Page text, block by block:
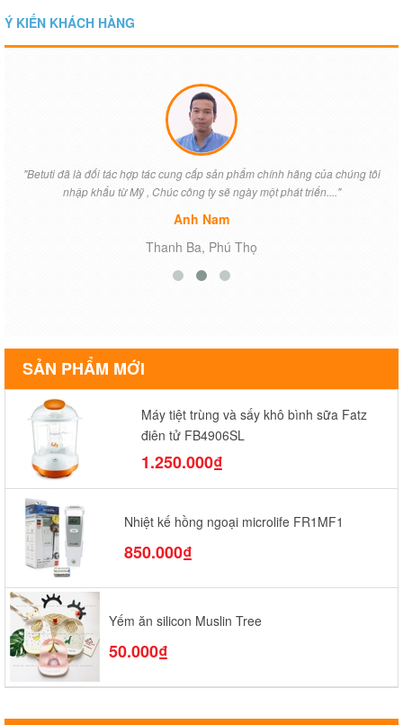
Ý KIẾN KHÁCH HÀNG
"Betuti đã là đối tác hợp tác cung cấp sản phẩm chính hãng của chúng tôi
nhập khẩu từ Mỹ , Chúc công ty sẽ ngày một phát triển...."
Anh Nam
Thanh Ba, Phú Thọ
SẢN PHẨM MỚI
Máy tiệt trùng và sấy khô bình sữa Fatz
điện tử FB4906SL
1.250.000₫
Nhiệt kế hồng ngoại microlife FR1MF1
850.000₫
Yếm ăn silicon Muslin Tree
50.000₫